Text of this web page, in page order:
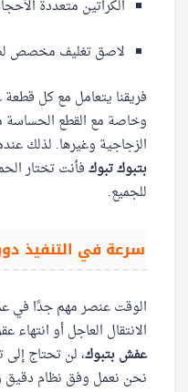
الكراتين متعددة
لاصق تغليف مخصص
فريقنا يتعامل مع كل
وخاصة مع القطع الحساسة
الزجاجية وغيرها. لذلك
بتبوك تبوكفأنت تختار
للجميع.
سرعة في التنفيذ
الوقت عنصر مهم جدًا في
الانتقال العاجل أو انتهاء
عفش بتبوك، لن تحتاج
نحن نعمل وفق نظام